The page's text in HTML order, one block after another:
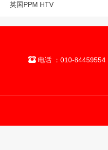
英国PPM HTV
电话 ：010-84459554